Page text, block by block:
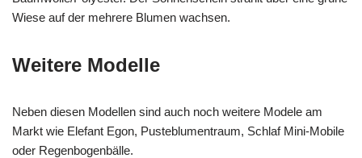
Wiese auf der mehrere Blumen wachsen.
Weitere Modelle
Neben diesen Modellen sind auch noch weitere Modele am
Markt wie Elefant Egon, Pusteblumentraum, Schlaf Mini-Mobile
oder Regenbogenbälle.